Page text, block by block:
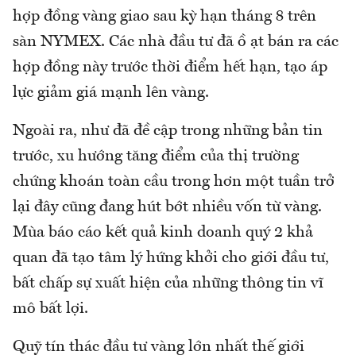
hợp đồng vàng giao sau kỳ hạn tháng 8 trên
sàn NYMEX. Các nhà đầu tư đã ồ ạt bán ra các
hợp đồng này trước thời điểm hết hạn, tạo áp
lực giảm giá mạnh lên vàng.
Ngoài ra, như đã đề cập trong những bản tin
trước, xu hướng tăng điểm của thị trường
chứng khoán toàn cầu trong hơn một tuần trở
lại đây cũng đang hút bớt nhiều vốn từ vàng.
Mùa báo cáo kết quả kinh doanh quý 2 khả
quan đã tạo tâm lý hứng khởi cho giới đầu tư,
bất chấp sự xuất hiện của những thông tin vĩ
mô bất lợi.
Quỹ tín thác đầu tư vàng lớn nhất thế giới